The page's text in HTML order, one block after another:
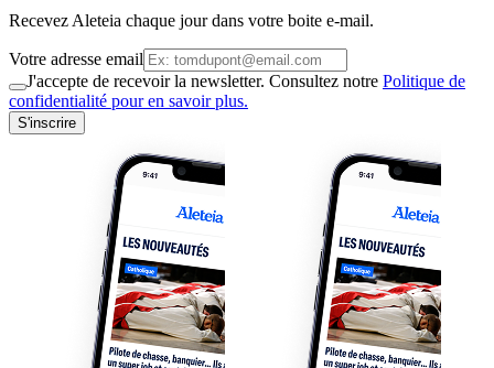
Recevez Aleteia chaque jour dans votre boite e-mail.
Votre adresse email
J'accepte de recevoir la newsletter. Consultez notre Politique de
confidentialité pour en savoir plus.
S'inscrire